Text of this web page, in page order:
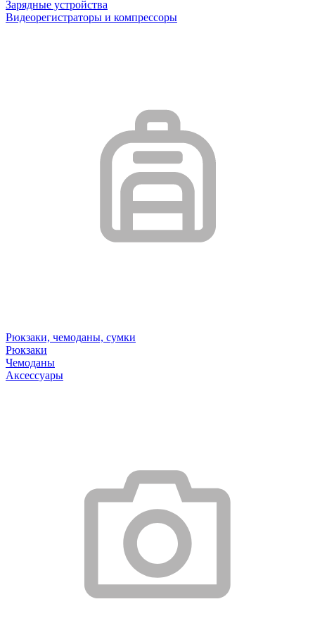
Зарядные устройства
Видеорегистраторы и компрессоры
Рюкзаки, чемоданы, сумки
Рюкзаки
Чемоданы
Аксессуары